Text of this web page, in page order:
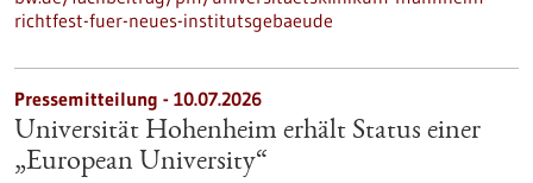
richtfest-fuer-neues-institutsgebaeude
Pressemitteilung - 10.07.2026
Universität Hohenheim erhält Status einer
„European University“